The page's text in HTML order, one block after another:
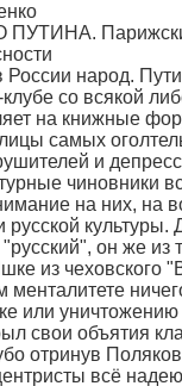
народ.
со всякой
на книжные
самых
и
чиновники
на них, на
русской культуры.
он же из
из чеховского
менталитете
или
свои объятия
отринув
всё